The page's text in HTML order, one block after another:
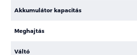
Akkumulátor kapacitás
Meghajtás
Váltó